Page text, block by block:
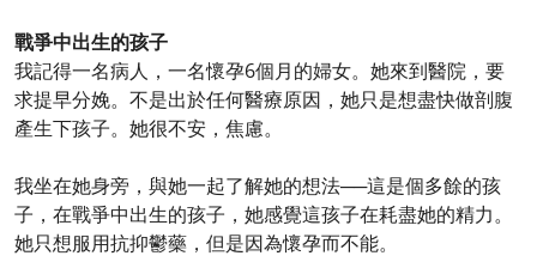
戰爭中出生的孩子
我記得一名病人，一名懷孕6個月的婦女。她來到醫院，要
求提早分娩。不是出於任何醫療原因，她只是想盡快做剖腹
產生下孩子。她很不安，焦慮。
我坐在她身旁，與她一起了解她的想法──這是個多餘的孩
子，在戰爭中出生的孩子，她感覺這孩子在耗盡她的精力。
她只想服用抗抑鬱藥，但是因為懷孕而不能。